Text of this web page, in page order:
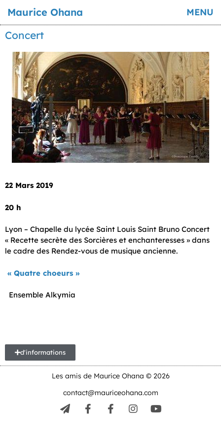
Maurice Ohana MENU
Concert
22 Mars 2019
20 h
Lyon – Chapelle du lycée Saint Louis Saint Bruno Concert
« Recette secrète des Sorcières et enchanteresses » dans
le cadre des Rendez-vous de musique ancienne.
« Quatre choeurs »
Ensemble Alkymia
d'informations
Les amis de Maurice Ohana © 2026
contact@mauriceohana.com